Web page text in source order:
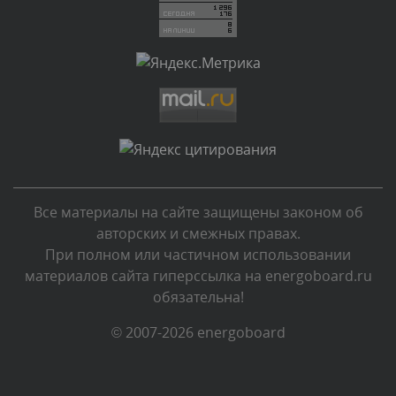
Комментарий проверяется
Текст комментария будет виден после проверки
администратором.
Вчера, в 23:35
Комментарий проверяется
Текст комментария будет виден после проверки
Все материалы на сайте защищены законом об
авторских и смежных правах.
При полном или частичном использовании
материалов сайта гиперссылка на energoboard.ru
обязательна!
© 2007-2026 energoboard